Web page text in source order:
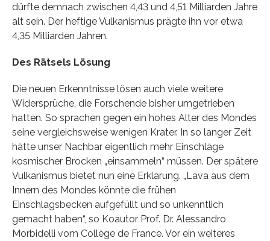
dürfte demnach zwischen 4,43 und 4,51 Milliarden Jahre
alt sein. Der heftige Vulkanismus prägte ihn vor etwa
4,35 Milliarden Jahren.
Des Rätsels Lösung
Die neuen Erkenntnisse lösen auch viele weitere
Widersprüche, die Forschende bisher umgetrieben
hatten. So sprachen gegen ein hohes Alter des Mondes
seine vergleichsweise wenigen Krater. In so langer Zeit
hätte unser Nachbar eigentlich mehr Einschläge
kosmischer Brocken „einsammeln“ müssen. Der spätere
Vulkanismus bietet nun eine Erklärung. „Lava aus dem
Innern des Mondes könnte die frühen
Einschlagsbecken aufgefüllt und so unkenntlich
gemacht haben“, so Koautor Prof. Dr. Alessandro
Morbidelli vom Collège de France. Vor ein weiteres